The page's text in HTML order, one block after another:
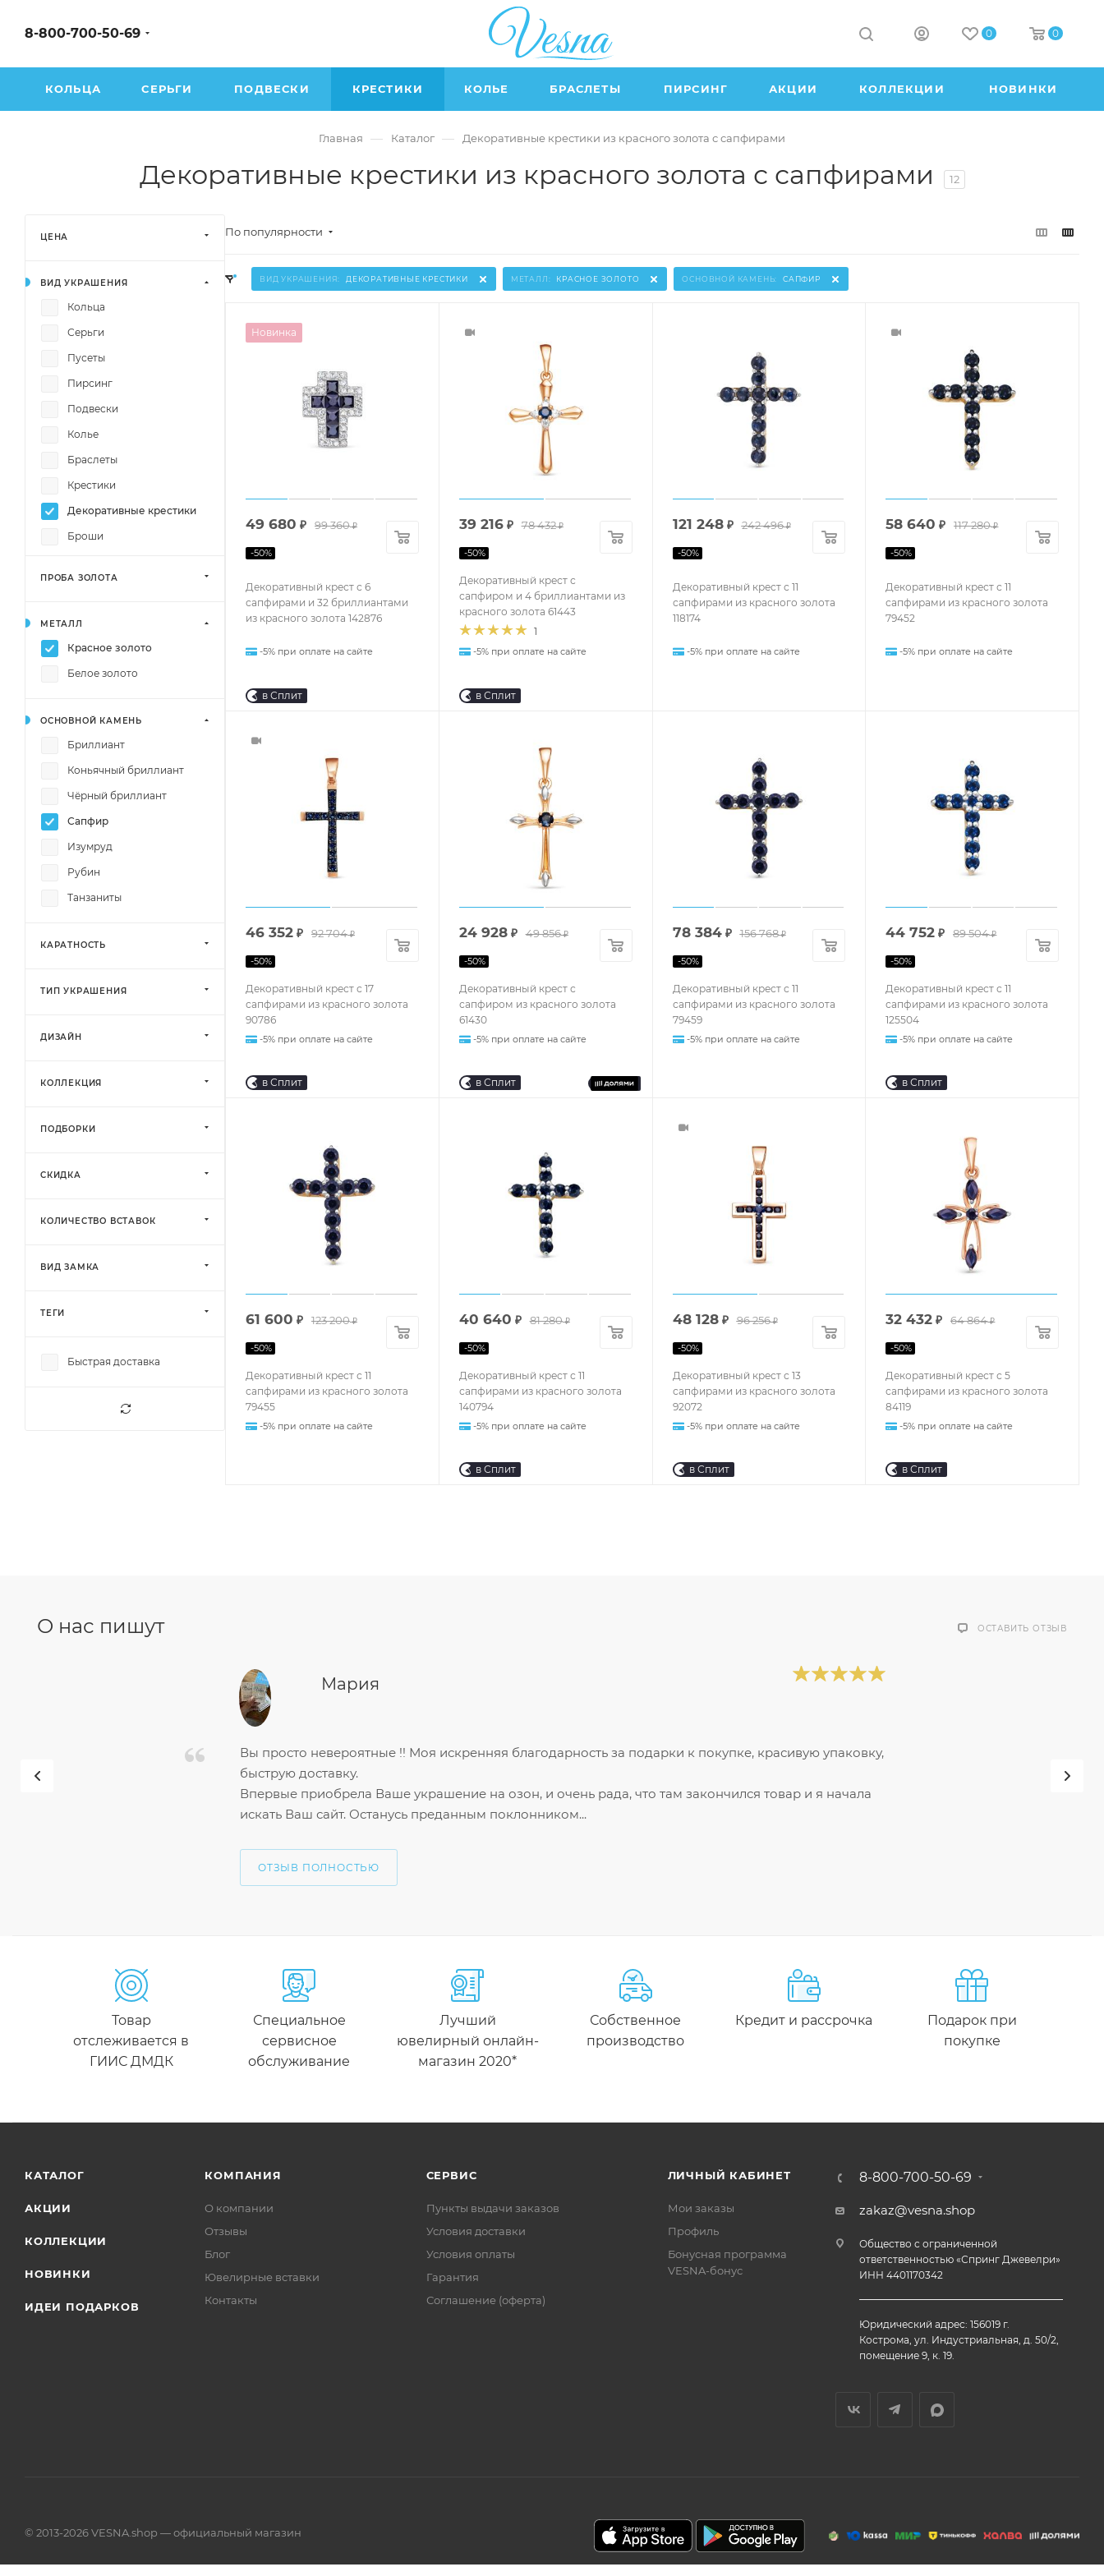
8-800-700-50-69 0 0
КОЛЬЦА СЕРЬГИ ПОДВЕСКИ КРЕСТИКИ КОЛЬЕ БРАСЛЕТЫ ПИРСИНГ АКЦИИ КОЛЛЕКЦИИ НОВИНКИ
Главная — Каталог — Декоративные крестики из красного золота с сапфирами
Декоративные крестики из красного золота с сапфирами 12
По популярности
ВИД УКРАШЕНИЯ: ДЕКОРАТИВНЫЕ КРЕСТИКИ МЕТАЛЛ: КРАСНОЕ ЗОЛОТО ОСНОВНОЙ КАМЕНЬ: САПФИР
Новинка
Декоративный крест с 6
сапфирами и 32 бриллиантами
из красного золота 142876
-5% при оплате на сайте
49 680 ₽ 99 360₽
-50%
в Сплит
1
Декоративный крест с
сапфиром и 4 бриллиантами из
красного золота 61443
-5% при оплате на сайте
39 216₽ 78 432₽
-50%
в Сплит
Декоративный крест с 11
сапфирами из красного золота
118174
-5% при оплате на сайте
121 248₽ 242 496₽
-50%
Декоративный крест с 11
сапфирами из красного золота
79452
-5% при оплате на сайте
58 640 ₽ 117 280₽
-50%
Декоративный крест с 17
сапфирами из красного золота
90786
-5% при оплате на сайте
46 352 ₽ 92 704₽
-50%
в Сплит
Декоративный крест с
сапфиром из красного золота
61430
-5% при оплате на сайте
24 928₽ 49 856₽
-50%
в Сплит
Декоративный крест с 11
сапфирами из красного золота
79459
-5% при оплате на сайте
78 384₽ 156 768₽
-50%
Декоративный крест с 11
сапфирами из красного золота
125504
-5% при оплате на сайте
44 752 ₽ 89 504₽
-50%
в Сплит
Декоративный крест с 11
сапфирами из красного золота
79455
-5% при оплате на сайте
61 600 ₽ 123 200₽
-50%
Декоративный крест с 11
сапфирами из красного золота
140794
-5% при оплате на сайте
40 640 ₽ 81 280₽
-50%
в Сплит
Декоративный крест с 13
сапфирами из красного золота
92072
-5% при оплате на сайте
48 128₽ 96 256₽
-50%
в Сплит
Декоративный крест с 5
сапфирами из красного золота
84119
-5% при оплате на сайте
32 432 ₽ 64 864₽
-50%
в Сплит
ЦЕНА
ВИД УКРАШЕНИЯ
Кольца
Серьги
Пусеты
Пирсинг
Подвески
Колье
Браслеты
Крестики
Декоративные крестики
Броши
ПРОБА ЗОЛОТА
МЕТАЛЛ
Красное золото
Белое золото
ОСНОВНОЙ КАМЕНЬ
Бриллиант
Коньячный бриллиант
Чёрный бриллиант
Сапфир
Изумруд
Рубин
Танзаниты
КАРАТНОСТЬ
ТИП УКРАШЕНИЯ
ДИЗАЙН
КОЛЛЕКЦИЯ
ПОДБОРКИ
СКИДКА
КОЛИЧЕСТВО ВСТАВОК
ВИД ЗАМКА
ТЕГИ
Быстрая доставка
О нас пишут ОСТАВИТЬ ОТЗЫВ
Мария
Вы просто невероятные !! Моя искренняя благодарность за подарки к покупке, красивую упаковку,
быструю доставку.
Впервые приобрела Ваше украшение на озон, и очень рада, что там закончился товар и я начала
искать Ваш сайт. Останусь преданным поклонником...
ОТЗЫВ ПОЛНОСТЬЮ
Товар
отслеживается в
ГИИС ДМДК
Специальное
сервисное
обслуживание
Лучший
ювелирный онлайн-
магазин 2020*
Собственное
производство
Кредит и рассрочка
Подарок при
покупке
КАТАЛОГ
АКЦИИ
КОЛЛЕКЦИИ
НОВИНКИ
ИДЕИ ПОДАРКОВ
КОМПАНИЯ
О компании
Отзывы
Блог
Ювелирные вставки
Контакты
СЕРВИС
Пункты выдачи заказов
Условия доставки
Условия оплаты
Гарантия
Соглашение (оферта)
ЛИЧНЫЙ КАБИНЕТ
Мои заказы
Профиль
Бонусная программа
VESNA-бонус
8-800-700-50-69
zakaz@vesna.shop
Общество с ограниченной
ответственностью «Спринг Джевелри»
ИНН 4401170342
Юридический адрес: 156019 г.
Кострома, ул. Индустриальная, д. 50/2,
помещение 9, к. 19.
© 2013-2026 VESNA.shop — официальный магазин